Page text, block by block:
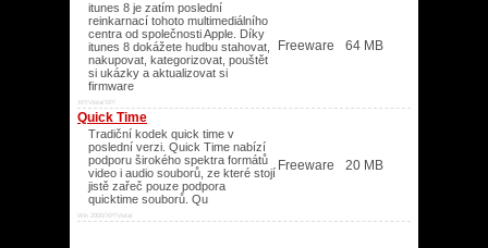
itunes 8 je zatím poslední
reinkarnací tohoto multimediálního
centra od společnosti Apple. Díky
itunes 8 dokážete hudbu stahovat,
nakupovat, kategorizovat, pouštět
si ukázky a aktualizovat si
firmware
XP/Vista/XP/
Freeware 64 MB
Quick Time
Tradiční kodek quick time v
poslední verzi. Quick Time nabízí
podporu širokého spektra formátů
video i audio souborů, ze které stojí
jistě zařeč pouze podpora
quicktime souborů. Qu
Win 2000/XP/Vista/
Freeware 20 MB